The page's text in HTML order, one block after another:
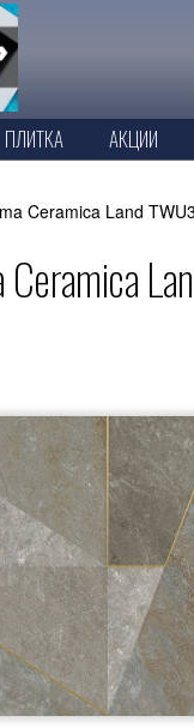
ПЛИТКА АКЦИИ
Ceramica Land
Ceramica